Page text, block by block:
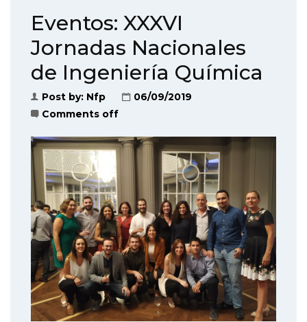
Eventos: XXXVI
Jornadas Nacionales
de Ingeniería Química
Post by: Nfp
06/09/2019
Comments off